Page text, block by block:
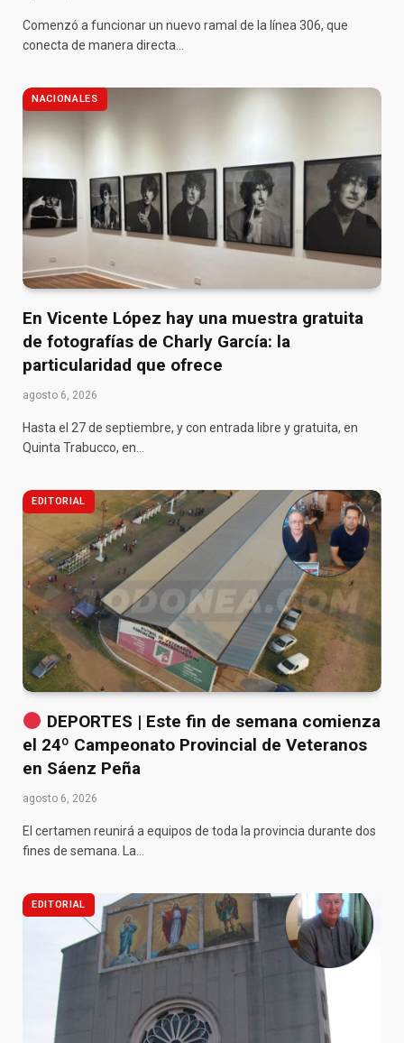
Comenzó a funcionar un nuevo ramal de la línea 306, que
conecta de manera directa…
NACIONALES
En Vicente López hay una muestra gratuita
de fotografías de Charly García: la
particularidad que ofrece
agosto 6, 2026
Hasta el 27 de septiembre, y con entrada libre y gratuita, en
Quinta Trabucco, en…
EDITORIAL
DEPORTES | Este fin de semana comienza
el 24º Campeonato Provincial de Veteranos
en Sáenz Peña
agosto 6, 2026
El certamen reunirá a equipos de toda la provincia durante dos
fines de semana. La…
EDITORIAL